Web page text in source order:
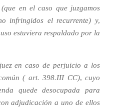
en el caso que juzgamos
infringidos el recurrente) y,
estuviera respaldado por la
en caso de perjuicio a los
( art. 398.III CC), cuyo
quede desocupada para
adjudicación a uno de ellos